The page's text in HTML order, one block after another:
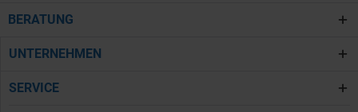
BERATUNG
UNTERNEHMEN
SERVICE